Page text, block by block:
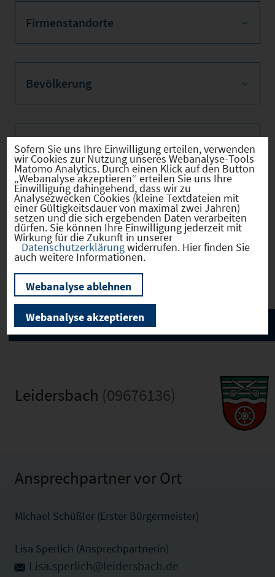
Firmenstandorte
Bevölkerung
Sozialvers. Beschäftigte
Verkehrsinfrastruktur
Kommunale Infrastruktur
Leidersbach (09676136)
Ansprechpartner vor Ort
Michael Schüßler (Erster Bürgermeister)
Lisa Sperlich (Ansprechpartnerin)
Lisa.sperlich@leidersbach.de
Sofern Sie uns Ihre Einwilligung erteilen, verwenden
wir Cookies zur Nutzung unseres Webanalyse-Tools
Matomo Analytics. Durch einen Klick auf den Button
„Webanalyse akzeptieren“ erteilen Sie uns Ihre
Einwilligung dahingehend, dass wir zu
Analysezwecken Cookies (kleine Textdateien mit
einer Gültigkeitsdauer von maximal zwei Jahren)
setzen und die sich ergebenden Daten verarbeiten
dürfen. Sie können Ihre Einwilligung jederzeit mit
Wirkung für die Zukunft in unserer
Datenschutzerklärungwiderrufen. Hier finden Sie
auch weitere Informationen.
Webanalyse ablehnen
Webanalyse akzeptieren